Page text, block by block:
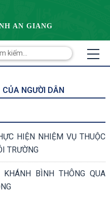
AN GIANG
NGƯỜI DÂN
HIỆN NHIỆM VỤ THUỘC
TRƯỜNG
BÌNH THÔNG QUA